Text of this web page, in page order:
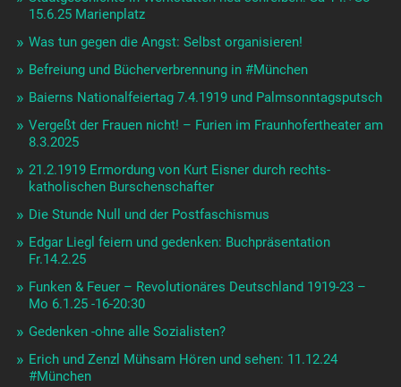
15.6.25 Marienplatz
Was tun gegen die Angst: Selbst organisieren!
Befreiung und Bücherverbrennung in #München
Baierns Nationalfeiertag 7.4.1919 und Palmsonntagsputsch
Vergeßt der Frauen nicht! – Furien im Fraunhofertheater am
8.3.2025
21.2.1919 Ermordung von Kurt Eisner durch rechts-
katholischen Burschenschafter
Die Stunde Null und der Postfaschismus
Edgar Liegl feiern und gedenken: Buchpräsentation
Fr.14.2.25
Funken & Feuer – Revolutionäres Deutschland 1919-23 –
Mo 6.1.25 -16-20:30
Gedenken -ohne alle Sozialisten?
Erich und Zenzl Mühsam Hören und sehen: 11.12.24
#München